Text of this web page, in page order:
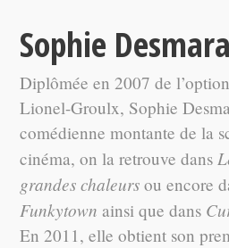
Sophie
Diplômée en 2007 de
Lionel-Groulx, Sophie
comédienne montante de la
cinéma, on la retrouve dans
grandes chaleurs ou encore
Funkytown ainsi que dans
En 2011, elle obtient son